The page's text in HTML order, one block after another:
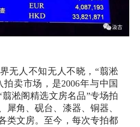
无人不知无人不晓，“翦淞
拍卖市场，是2006年与中国
淞阁精选文房名品”专场拍
犀角、砚台、漆器、铜器、
类文房。至今，每次专拍都